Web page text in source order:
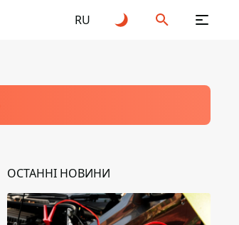
RU
ОСТАННІ НОВИНИ